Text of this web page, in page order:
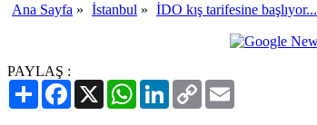
Ana Sayfa » İstanbul » İDO kış tarifesine başlıyor...
PAYLAŞ :
PaylaşFacebook
X WhatsAppLinkedIn
Copy
Link